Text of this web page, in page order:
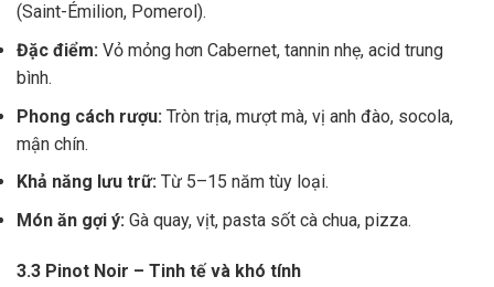
(Saint-Émilion, Pomerol).
Đặc điểm: Vỏ mỏng hơn Cabernet, tannin nhẹ, acid trung
bình.
Phong cách rượu: Tròn trịa, mượt mà, vị anh đào, socola,
mận chín.
Khả năng lưu trữ: Từ 5–15 năm tùy loại.
Món ăn gợi ý: Gà quay, vịt, pasta sốt cà chua, pizza.
3.3 Pinot Noir – Tinh tế và khó tính